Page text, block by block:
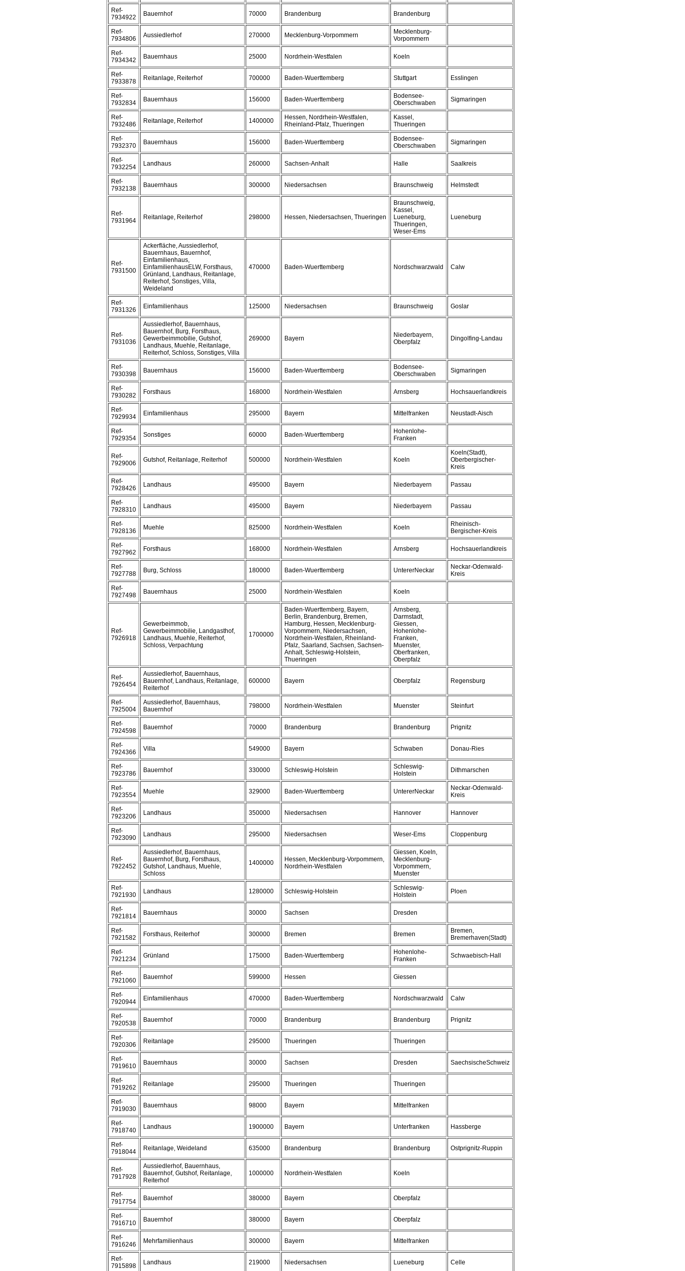
Ref-
7934922
Bauernhof 70000 Brandenburg Brandenburg
Ref-
7934806
Aussiedlerhof 270000 Mecklenburg-Vorpommern
Mecklenburg-
Vorpommern
Ref-
7934342
Bauernhaus 25000 Nordrhein-Westfalen Koeln
Ref-
7933878
Reitanlage, Reiterhof 700000 Baden-Wuerttemberg Stuttgart Esslingen
Ref-
7932834
Bauernhaus 156000 Baden-Wuerttemberg
Bodensee-
Oberschwaben
Sigmaringen
Ref-
7932486
Reitanlage, Reiterhof 1400000
Hessen, Nordrhein-Westfalen,
Rheinland-Pfalz, Thueringen
Kassel,
Thueringen
Ref-
7932370
Bauernhaus 156000 Baden-Wuerttemberg
Bodensee-
Oberschwaben
Sigmaringen
Ref-
7932254
Landhaus 260000 Sachsen-Anhalt Halle Saalkreis
Ref-
7932138
Bauernhaus 300000 Niedersachsen Braunschweig Helmstedt
Ref-
7931964
Reitanlage, Reiterhof 298000 Hessen, Niedersachsen, Thueringen
Braunschweig,
Kassel,
Lueneburg,
Thueringen,
Weser-Ems
Lueneburg
Ref-
7931500
Ackerfläche, Aussiedlerhof,
Bauernhaus, Bauernhof,
Einfamilienhaus,
EinfamilienhausELW, Forsthaus,
Grünland, Landhaus, Reitanlage,
Reiterhof, Sonstiges, Villa,
Weideland
470000 Baden-Wuerttemberg Nordschwarzwald Calw
Ref-
7931326
Einfamilienhaus 125000 Niedersachsen Braunschweig Goslar
Ref-
7931036
Aussiedlerhof, Bauernhaus,
Bauernhof, Burg, Forsthaus,
Gewerbeimmobilie, Gutshof,
Landhaus, Muehle, Reitanlage,
Reiterhof, Schloss, Sonstiges, Villa
269000 Bayern
Niederbayern,
Oberpfalz
Dingolfing-Landau
Ref-
7930398
Bauernhaus 156000 Baden-Wuerttemberg
Bodensee-
Oberschwaben
Sigmaringen
Ref-
7930282
Forsthaus 168000 Nordrhein-Westfalen Arnsberg Hochsauerlandkreis
Ref-
7929934
Einfamilienhaus 295000 Bayern Mittelfranken Neustadt-Aisch
Ref-
7929354
Sonstiges 60000 Baden-Wuerttemberg
Hohenlohe-
Franken
Ref-
7929006
Gutshof, Reitanlage, Reiterhof 500000 Nordrhein-Westfalen Koeln
Koeln(Stadt),
Oberbergischer-
Kreis
Ref-
7928426
Landhaus 495000 Bayern Niederbayern Passau
Ref-
7928310
Landhaus 495000 Bayern Niederbayern Passau
Ref-
7928136
Muehle 825000 Nordrhein-Westfalen Koeln
Rheinisch-
Bergischer-Kreis
Ref-
7927962
Forsthaus 168000 Nordrhein-Westfalen Arnsberg Hochsauerlandkreis
Ref-
7927788
Burg, Schloss 180000 Baden-Wuerttemberg UntererNeckar
Neckar-Odenwald-
Kreis
Ref-
7927498
Bauernhaus 25000 Nordrhein-Westfalen Koeln
Ref-
7926918
Gewerbeimmob,
Gewerbeimmobilie, Landgasthof,
Landhaus, Muehle, Reiterhof,
Schloss, Verpachtung
1700000
Baden-Wuerttemberg, Bayern,
Berlin, Brandenburg, Bremen,
Hamburg, Hessen, Mecklenburg-
Vorpommern, Niedersachsen,
Nordrhein-Westfalen, Rheinland-
Pfalz, Saarland, Sachsen, Sachsen-
Anhalt, Schleswig-Holstein,
Thueringen
Arnsberg,
Darmstadt,
Giessen,
Hohenlohe-
Franken,
Muenster,
Oberfranken,
Oberpfalz
Ref-
7926454
Aussiedlerhof, Bauernhaus,
Bauernhof, Landhaus, Reitanlage,
Reiterhof
600000 Bayern Oberpfalz Regensburg
Ref-
7925004
Aussiedlerhof, Bauernhaus,
Bauernhof
798000 Nordrhein-Westfalen Muenster Steinfurt
Ref-
7924598
Bauernhof 70000 Brandenburg Brandenburg Prignitz
Ref-
7924366
Villa 549000 Bayern Schwaben Donau-Ries
Ref-
7923786
Bauernhof 330000 Schleswig-Holstein
Schleswig-
Holstein
Dithmarschen
Ref-
7923554
Muehle 329000 Baden-Wuerttemberg UntererNeckar
Neckar-Odenwald-
Kreis
Ref-
7923206
Landhaus 350000 Niedersachsen Hannover Hannover
Ref-
7923090
Landhaus 295000 Niedersachsen Weser-Ems Cloppenburg
Ref-
7922452
Aussiedlerhof, Bauernhaus,
Bauernhof, Burg, Forsthaus,
Gutshof, Landhaus, Muehle,
Schloss
1400000
Hessen, Mecklenburg-Vorpommern,
Nordrhein-Westfalen
Giessen, Koeln,
Mecklenburg-
Vorpommern,
Muenster
Ref-
7921930
Landhaus 1280000 Schleswig-Holstein
Schleswig-
Holstein
Ploen
Ref-
7921814
Bauernhaus 30000 Sachsen Dresden
Ref-
7921582
Forsthaus, Reiterhof 300000 Bremen Bremen
Bremen,
Bremerhaven(Stadt)
Ref-
7921234
Grünland 175000 Baden-Wuerttemberg
Hohenlohe-
Franken
Schwaebisch-Hall
Ref-
7921060
Bauernhof 599000 Hessen Giessen
Ref-
7920944
Einfamilienhaus 470000 Baden-Wuerttemberg Nordschwarzwald Calw
Ref-
7920538
Bauernhof 70000 Brandenburg Brandenburg Prignitz
Ref-
7920306
Reitanlage 295000 Thueringen Thueringen
Ref-
7919610
Bauernhaus 30000 Sachsen Dresden SaechsischeSchweiz
Ref-
7919262
Reitanlage 295000 Thueringen Thueringen
Ref-
7919030
Bauernhaus 98000 Bayern Mittelfranken
Ref-
7918740
Landhaus 1900000 Bayern Unterfranken Hassberge
Ref-
7918044
Reitanlage, Weideland 635000 Brandenburg Brandenburg Ostprignitz-Ruppin
Ref-
7917928
Aussiedlerhof, Bauernhaus,
Bauernhof, Gutshof, Reitanlage,
Reiterhof
1000000 Nordrhein-Westfalen Koeln
Ref-
7917754
Bauernhof 380000 Bayern Oberpfalz
Ref-
7916710
Bauernhof 380000 Bayern Oberpfalz
Ref-
7916246
Mehrfamilienhaus 300000 Bayern Mittelfranken
Ref-
7915898
Landhaus 219000 Niedersachsen Lueneburg Celle